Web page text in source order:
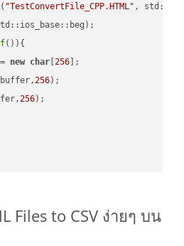
( "TestConvertFile_CPP.HTML" ,
()){
new char [256 ];
256);
256);
Files to CSV ง่ายๆ บน